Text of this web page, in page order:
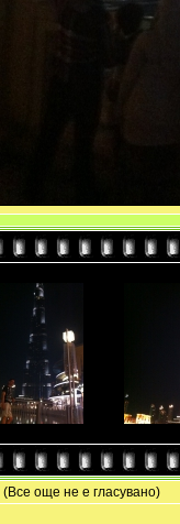
(Все още не е гласувано)